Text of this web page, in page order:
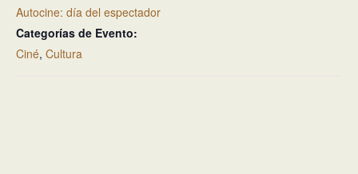
Autocine: día del espectador
Categorías de Evento:
Ciné, Cultura